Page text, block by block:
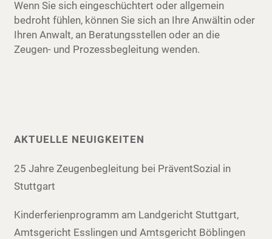
Wenn Sie sich eingeschüchtert oder allgemein
bedroht fühlen, können Sie sich an Ihre Anwältin oder
Ihren Anwalt, an Beratungsstellen oder an die
Zeugen- und Prozessbegleitung wenden.
AKTUELLE NEUIGKEITEN
25 Jahre Zeugenbegleitung bei PräventSozial in
Stuttgart
Kinderferienprogramm am Landgericht Stuttgart,
Amtsgericht Esslingen und Amtsgericht Böblingen